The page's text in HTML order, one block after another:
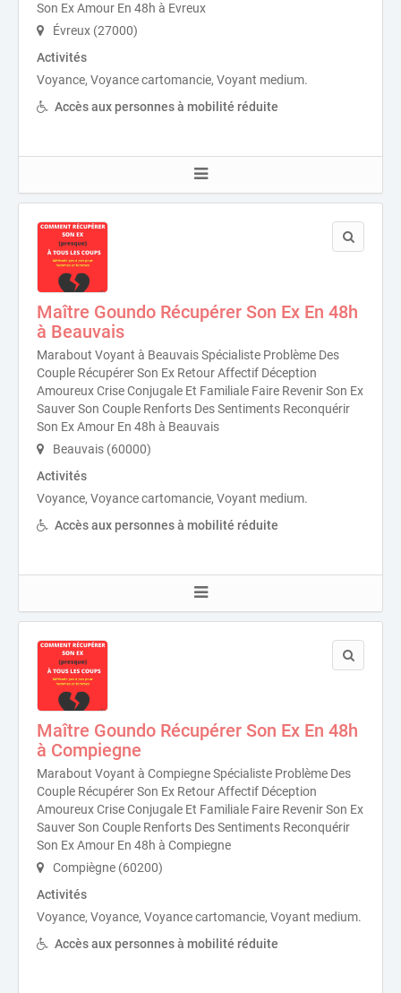
Son Ex Amour En 48h à Evreux
Évreux (27000)
Activités
Voyance, Voyance cartomancie, Voyant medium.
Accès aux personnes à mobilité réduite
Maître Goundo Récupérer Son Ex En 48h
à Beauvais
Marabout Voyant à Beauvais Spécialiste Problème Des
Couple Récupérer Son Ex Retour Affectif Déception
Amoureux Crise Conjugale Et Familiale Faire Revenir Son Ex
Sauver Son Couple Renforts Des Sentiments Reconquérir
Son Ex Amour En 48h à Beauvais
Beauvais (60000)
Activités
Voyance, Voyance cartomancie, Voyant medium.
Accès aux personnes à mobilité réduite
Maître Goundo Récupérer Son Ex En 48h
à Compiegne
Marabout Voyant à Compiegne Spécialiste Problème Des
Couple Récupérer Son Ex Retour Affectif Déception
Amoureux Crise Conjugale Et Familiale Faire Revenir Son Ex
Sauver Son Couple Renforts Des Sentiments Reconquérir
Son Ex Amour En 48h à Compiegne
Compiègne (60200)
Activités
Voyance, Voyance, Voyance cartomancie, Voyant medium.
Accès aux personnes à mobilité réduite